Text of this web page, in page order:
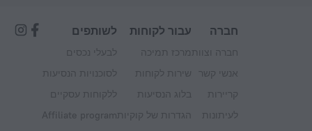
חברה
חברה וצוות
אנשי קשר
קריירות
לעיתונות
עבור לקוחות
מרכז תמיכה
שירות לקוחות
בלוג הנסיעות
הגדרות של קוקיות
לשותפים
לבעלי נכסים
לסוכנויות הנסיעות
ללקוחות עסקיים
Affiliate program